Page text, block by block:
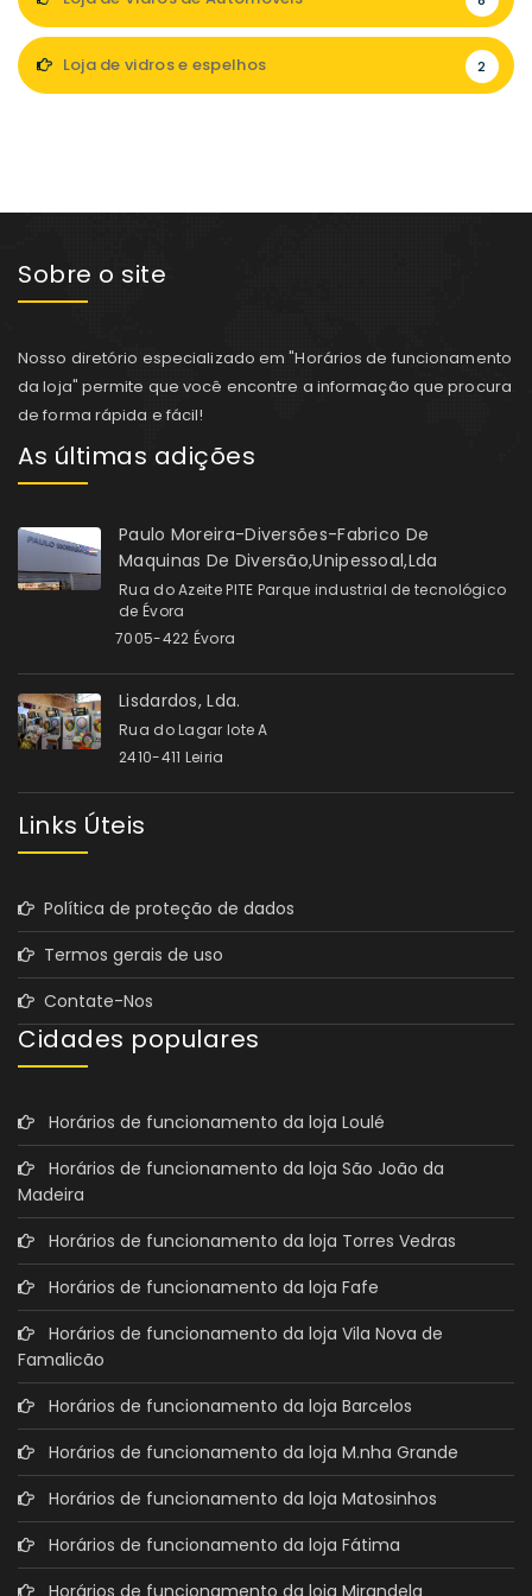
Loja de vidros e espelhos 2
Sobre o site
Nosso diretório especializado em "Horários de funcionamento
da loja" permite que você encontre a informação que procura
de forma rápida e fácil!
As últimas adições
Paulo Moreira-Diversões-Fabrico De
Maquinas De Diversão,Unipessoal,Lda
Rua do Azeite PITE Parque industrial de tecnológico
de Évora
7005-422 Évora
Lisdardos, Lda.
Rua do Lagar lote A
2410-411 Leiria
Links Úteis
Política de proteção de dados
Termos gerais de uso
Contate-Nos
Cidades populares
Horários de funcionamento da loja Loulé
Horários de funcionamento da loja São João da
Madeira
Horários de funcionamento da loja Torres Vedras
Horários de funcionamento da loja Fafe
Horários de funcionamento da loja Vila Nova de
Famalicão
Horários de funcionamento da loja Barcelos
Horários de funcionamento da loja M.nha Grande
Horários de funcionamento da loja Matosinhos
Horários de funcionamento da loja Fátima
Horários de funcionamento da loja Mirandela